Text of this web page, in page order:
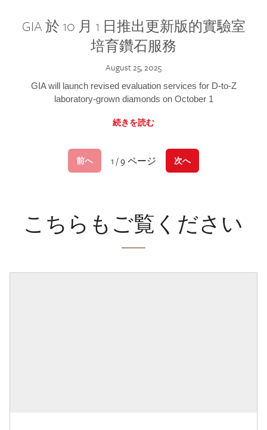
GIA 於 10 月 1 日推出更新版的實驗室
培育鑽石服務
August 25, 2025
GIA will launch revised evaluation services for D-to-Z
laboratory-grown diamonds on October 1
続きを読む
前へ 1 / 9 ページ 次へ
こちらもご覧ください